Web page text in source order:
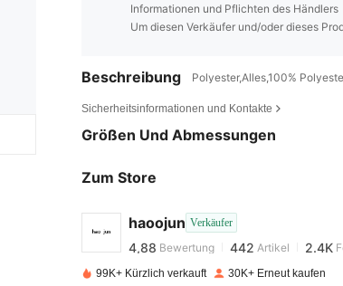
Informationen und Pflichten des Händlers
Beschreibung Polyester,Alles,100%
Sicherheitsinformationen und Kontakte
Größen Und Abmessungen
Zum Store
haoojun Verkäufer
4,88 442
4,88 Bewertung 442 Artikel 2.4K
bezahlt
99K+ Kürzlich verkauft 30K+ Erneut kaufen